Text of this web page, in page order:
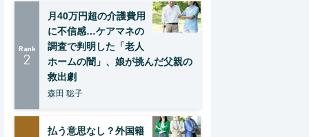
Rank
2
月40万円超の介護費用
に不信感…ケアマネの
調査で判明した「老人
ホームの闇」、娘が挑んだ父親の
救出劇
森田 聡子
払う意思なし？外国籍